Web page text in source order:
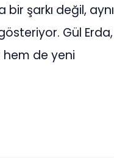
şarkı değil, aynı
Gül Erda,
hem de yeni